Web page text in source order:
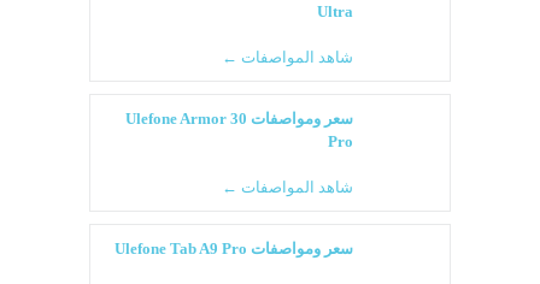
Ultra
شاهد المواصفات ←
سعر ومواصفات Ulefone Armor 30
Pro
شاهد المواصفات ←
سعر ومواصفات Ulefone Tab A9 Pro